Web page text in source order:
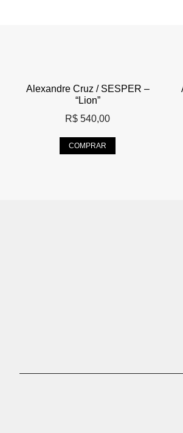
Alexandre Cruz / SESPER –
“Lion”
R$ 540,00
COMPRAR